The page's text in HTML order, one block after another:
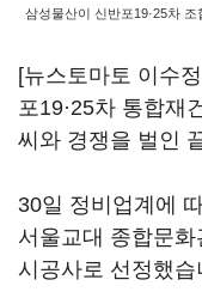
삼성물산이 신반포19·25차
[뉴스토마토 이수
포19·25차 통합재
씨와 경쟁을 벌인
30일 정비업계에
서울교대 종합문
시공사로 선정했습